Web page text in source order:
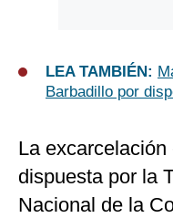
LEA TAMBIÉN:
Barbadillo por
La
dispuesta por la
Nacional de la